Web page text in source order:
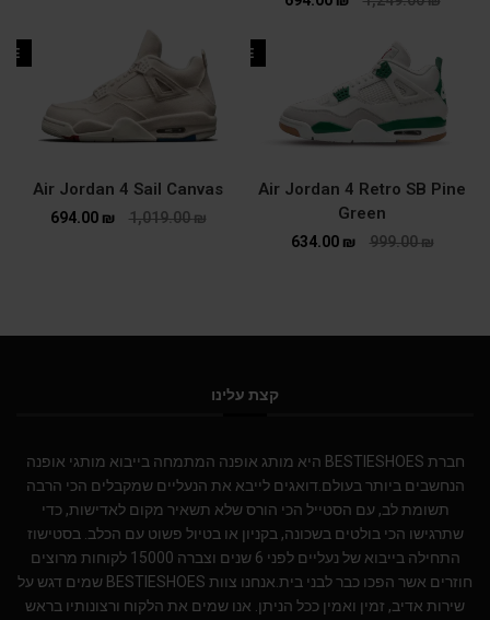
SALE
⁦Air Jordan 4 Retro SB Pine
Green
999.00₪
634.00 ₪
Air Jordan 4 Sail Canvas
1,019.00₪
694.00 ₪
קצת עלינו
חברת BESTIESHOES היא מותג אופנה המתמחה בייבוא מותגי אופנה
הנחשבים ביותר בעולם.דואגים לייבא את הנעליים שמקבלים הכי הרבה
תשומת לב, עם הסטייל הכי הורס שלא תשאיר מקום לאדישות, כדי
שתרגישו הכי בולטים בשכונה, בקניון או בטיול פשוט עם הכלב. בסטישוז
התחילה בייבוא של נעליים לפני 6 שנים וצברה 15000 לקוחות מרוצים
חוזרים אשר הפכו כבר לבני בית.אנחנו צוות BESTIESHOES שמים דגש על
שירות אדיב, זמין ואמין ככל הניתן. אנו שמים את הלקוח ורצונותיו בראש